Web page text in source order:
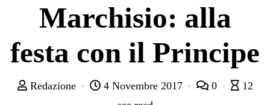
Marchisio: alla
festa con il Principe
Redazione 4 Novembre 2017 0
12